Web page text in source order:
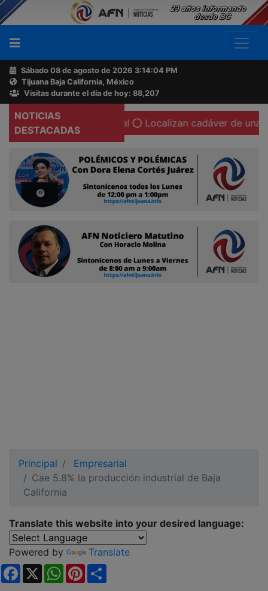
Sábado 08 de agosto de 2026 3:14:05 PM
Tijuana Baja California, México
Visitas durante el día de hoy: 88,207
NOTICIAS
DESTACADAS
cámara corporal Localizan cadáver de una mujer
Principal
Empresarial
Cae 5.8% la producción industrial de Baja
California
Translate this website into your desired language:
Powered by
Translate
Facebook
X WhatsApp
Pinterest
Buscador
Acerca
de
AFN
Ventas
Contacto
Reportero
Ciudadano